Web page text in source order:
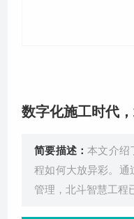
数字化施工时代
简要描述：本文介绍
程如何大放异彩。通
管理，北斗智慧工程